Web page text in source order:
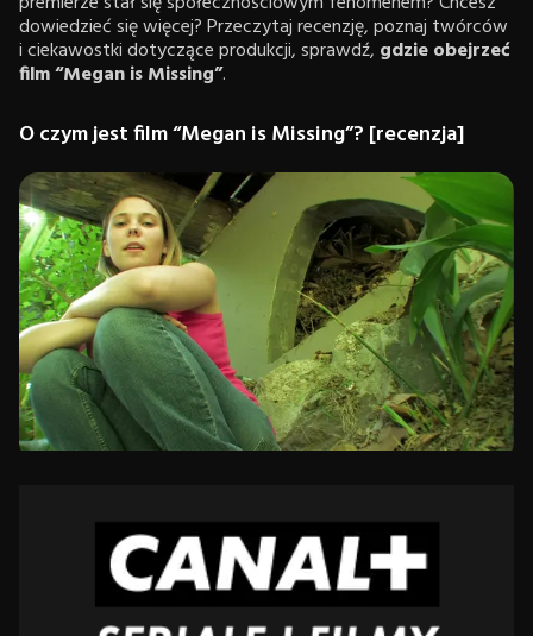
dowiedzieć się więcej? Przeczytaj recenzję, poznaj twórców
i ciekawostki dotyczące produkcji, sprawdź, gdzie obejrzeć
film “Megan is Missing”.
O czym jest film “Megan is Missing”? [recenzja]